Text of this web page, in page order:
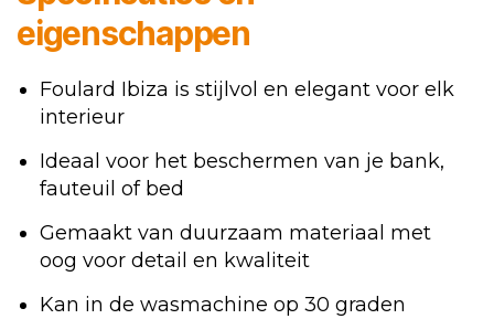
eigenschappen
Foulard Ibiza is stijlvol en elegant voor elk
interieur
Ideaal voor het beschermen van je bank,
fauteuil of bed
Gemaakt van duurzaam materiaal met
oog voor detail en kwaliteit
Kan in de wasmachine op 30 graden